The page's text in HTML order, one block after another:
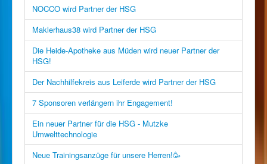
NOCCO wird Partner der HSG
Maklerhaus38 wird Partner der HSG
Die Heide-Apotheke aus Müden wird neuer Partner der
HSG!
Der Nachhilfekreis aus Leiferde wird Partner der HSG
7 Sponsoren verlängern ihr Engagement!
Ein neuer Partner für die HSG - Mutzke
Umwelttechnologie
Neue Trainingsanzüge für unsere Herren!🥳